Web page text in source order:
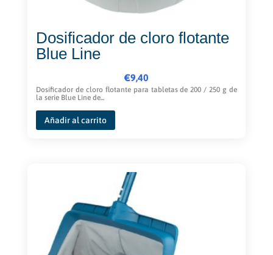
Dosificador de cloro flotante
Blue Line
€9,40
Dosificador de cloro flotante para tabletas de 200 / 250 g de
la serie Blue Line de...
Añadir al carrito